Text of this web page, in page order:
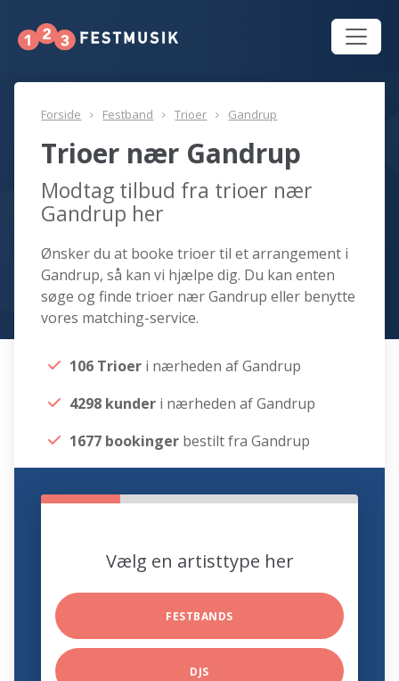
Forside Festband Trioer Gandrup
Trioer nær Gandrup
Modtag tilbud fra trioer nær
Gandrup her
Ønsker du at booke trioer til et arrangement i
Gandrup, så kan vi hjælpe dig. Du kan enten
søge og finde trioer nær Gandrup eller benytte
vores matching-service.
106 Trioer i nærheden af Gandrup
4298 kunder i nærheden af Gandrup
1677 bookinger bestilt fra Gandrup
Vælg en artisttype her
FESTBANDS
DJS